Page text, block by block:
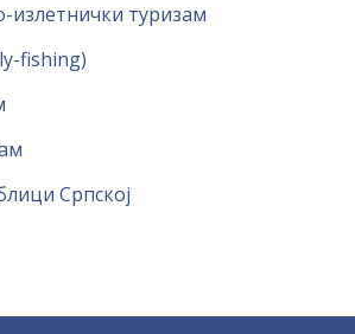
излетнички туризам
fishing)
Српској